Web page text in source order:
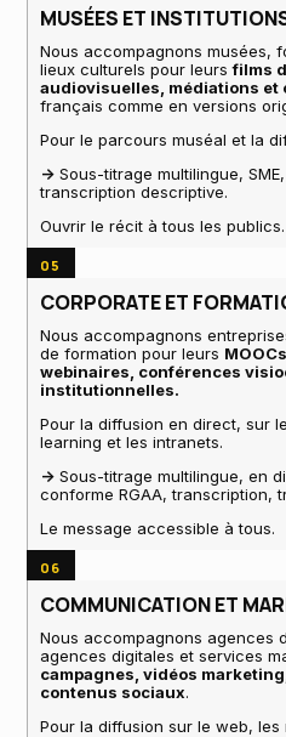
MUSÉES ET
Nous accompagnons musées,
lieux culturels pour leursfilms
audiovisuelles, médiations
français comme en versions
Pour le parcours muséal et la
->Sous-titrage multilingue,
transcription descriptive.
Ouvrir le récit à tous les publics.
05
CORPORATE ET
Nous accompagnons
de formation pour leurs
webinaires, conférences
institutionnelles.
Pour la diffusion en direct, sur
learning et les intranets.
->Sous-titrage multilingue, en
conforme RGAA, transcription,
Le message accessible à tous.
06
COMMUNICATION ET
Nous accompagnons agences
agences digitales et services
campagnes, vidéos
contenus sociaux.
Pour la diffusion sur le web, les